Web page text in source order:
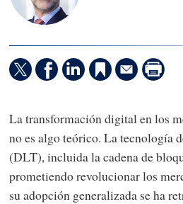
La transformación digital en los
no es algo teórico. La tecnología
(DLT), incluida la cadena de
prometiendo revolucionar los
su adopción generalizada se ha